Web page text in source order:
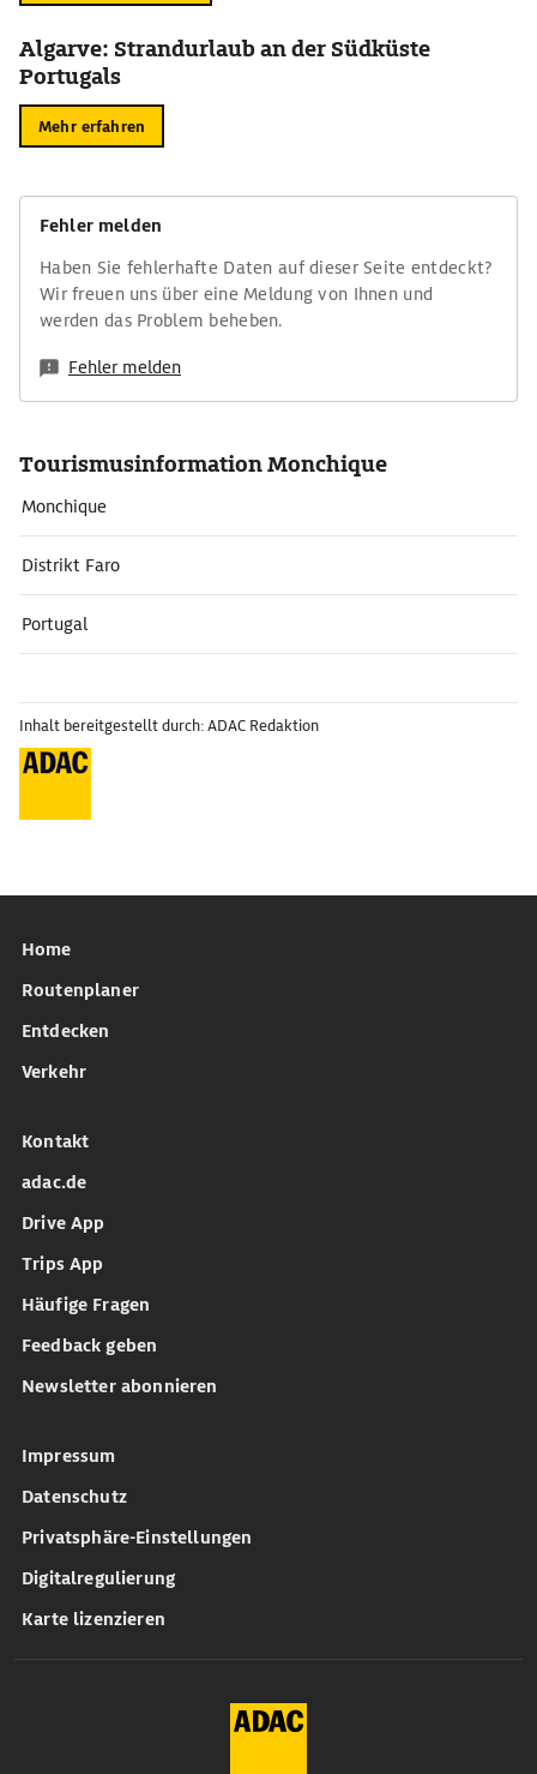
Algarve: Strandurlaub an der Südküste
Portugals
Mehr erfahren
Fehler melden
Haben Sie fehlerhafte Daten auf dieser Seite entdeckt?
Wir freuen uns über eine Meldung von Ihnen und
werden das Problem beheben.
Fehler melden
Tourismusinformation Monchique
Monchique
Distrikt Faro
Portugal
Inhalt bereitgestellt durch: ADAC Redaktion
Home
Routenplaner
Entdecken
Verkehr
Kontakt
adac.de
Drive App
Trips App
Häufige Fragen
Feedback geben
Newsletter abonnieren
Impressum
Datenschutz
Privatsphäre-Einstellungen
Digitalregulierung
Karte lizenzieren